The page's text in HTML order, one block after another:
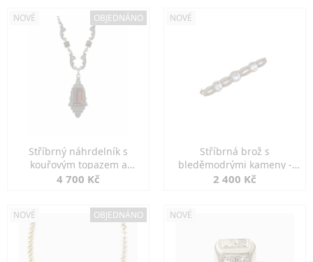
NOVÉ OBJEDNÁNO
Stříbrný náhrdelník s
kouřovým topazem a
markazity
4 700 Kč
NOVÉ
Stříbrná brož s
bleděmodrými kameny -
jemná elegance
2 400 Kč
NOVÉ OBJEDNÁNO NOVÉ